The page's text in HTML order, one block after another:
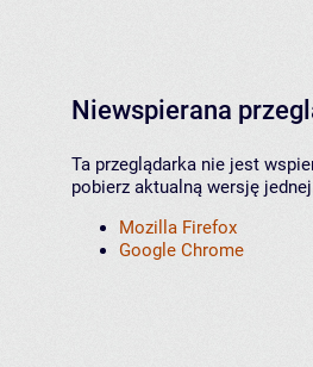
Niewspierana
Ta przeglądarka nie jest
pobierz aktualną wersję
Mozilla Firefox
Google Chrome